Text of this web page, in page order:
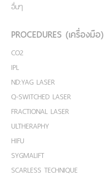
อื่นๆ
PROCEDURES (เครื่องมือ)
CO2
IPL
ND:YAG LASER
Q-SWITCHED LASER
FRACTIONAL LASER
ULTHERAPHY
HIFU
SYGMALIFT
SCARLESS TECHNIQUE